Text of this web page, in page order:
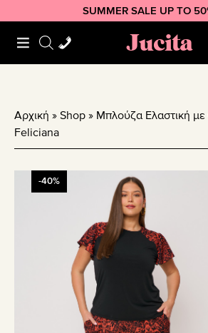
to
primary
to
main
to
footer
SUMMER SALE UP TO
Jucita
Αρχική » Shop » Μπλούζα Ελαστική
Feliciana
-40%